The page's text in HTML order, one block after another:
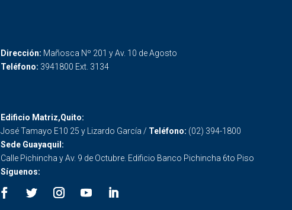
Dirección: Mañosca Nº 201 y Av. 10 de Agosto
Teléfono: 3941800 Ext. 3134
Edificio Matriz,Quito:
José Tamayo E10 25 y Lizardo García / Teléfono: (02) 394-1800
Sede Guayaquil:
Calle Pichincha y Av. 9 de Octubre. Edificio Banco Pichincha 6to Piso
Síguenos: